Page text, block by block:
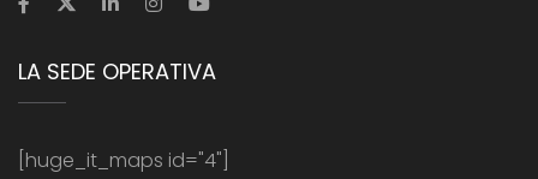
LA SEDE OPERATIVA
[huge_it_maps id="4"]